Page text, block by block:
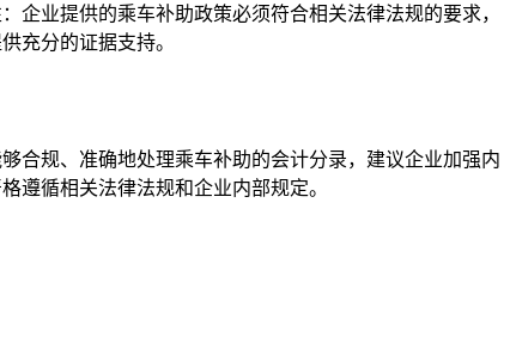
企业提供的乘车补助政策必须符合相关法律法规的要求，
充分的证据支持。
合规、准确地处理乘车补助的会计分录，建议企业加强内
遵循相关法律法规和企业内部规定。